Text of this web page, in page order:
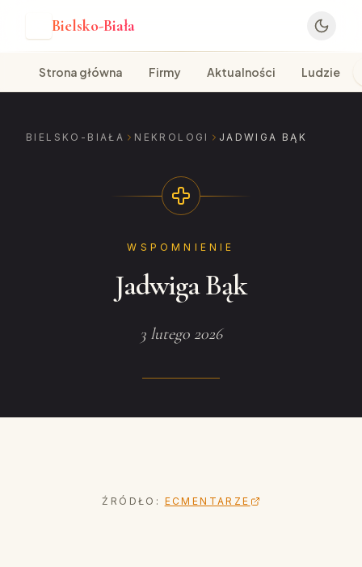
Bielsko-Biała
Strona główna Firmy Aktualności Ludzie
BIELSKO-BIAŁA NEKROLOGI JADWIGA BĄK
WSPOMNIENIE
Jadwiga Bąk
3 lutego 2026
ŹRÓDŁO: ECMENTARZE